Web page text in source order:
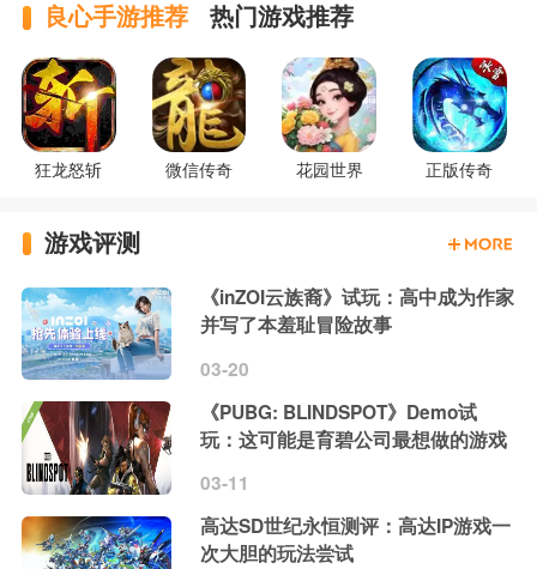
良心手游推荐 热门游戏推荐
狂龙怒斩 微信传奇 花园世界 正版传奇
游戏评测
《inZOI云族裔》试玩：高中成为作家
并写了本羞耻冒险故事
03-20
《PUBG: BLINDSPOT》Demo试
玩：这可能是育碧公司最想做的游戏
03-11
高达SD世纪永恒测评：高达IP游戏一
次大胆的玩法尝试